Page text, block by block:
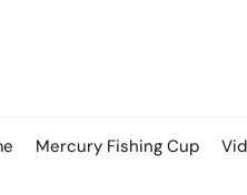
Mercury Fishing Cup